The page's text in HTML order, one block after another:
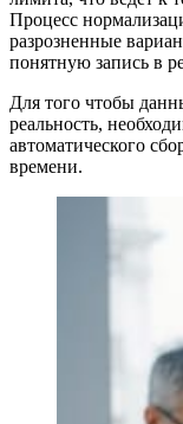
Процесс
разрозненные
понятную запись в
Для того чтобы
реальность,
автоматического
времени.